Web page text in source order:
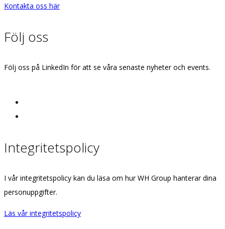
Kontakta oss här
Följ oss
Följ oss på LinkedIn för att se våra senaste nyheter och events.
Integritetspolicy
I vår integritetspolicy kan du läsa om hur WH Group hanterar dina
personuppgifter.
Läs vår integritetspolicy